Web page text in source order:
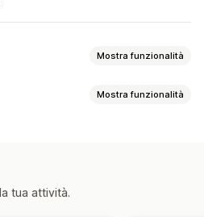
Mostra funzionalità
Mostra funzionalità
tua attività.